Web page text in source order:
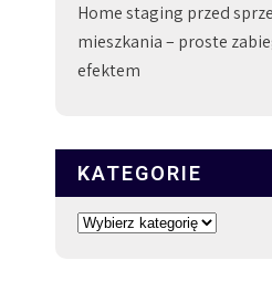
Home staging przed
mieszkania – proste
efektem
KATEGORIE
Kategorie